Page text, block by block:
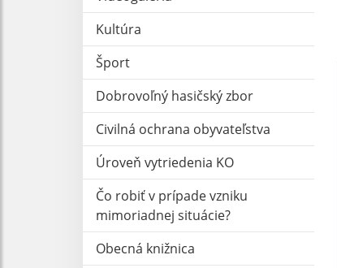
Kultúra
Šport
Dobrovoľný hasičský zbor
Civilná ochrana obyvateľstva
Úroveň vytriedenia KO
Čo robiť v prípade vzniku
mimoriadnej situácie?
Obecná knižnica